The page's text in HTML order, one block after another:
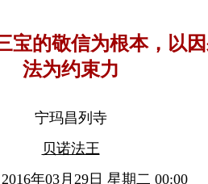
宝的敬信为根本，以
法为约束力
宁玛昌列寺
贝诺法王
年03月29日 星期二 00:00